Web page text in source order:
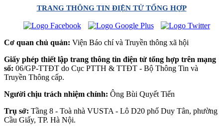
TRANG THÔNG TIN ĐIỆN TỬ TỔNG HỢP
Cơ quan chủ quản: Viện Báo chí và Truyền thông xã hội
Giấy phép thiết lập trang thông tin điện tử tổng hợp trên mạng
số: 06/GP-TTĐT do Cục PTTH & TTĐT - Bộ Thông Tin và
Truyền Thông cấp.
Người chịu trách nhiệm chính: Ông Bùi Quyết Tiến
Trụ sở: Tầng 8 - Toà nhà VUSTA - Lô D20 phố Duy Tân, phường
Cầu Giấy, TP. Hà Nội.